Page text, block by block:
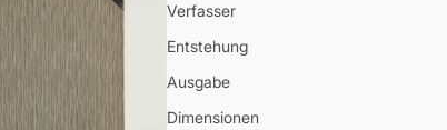
Verfasser
Entstehung
Ausgabe
Dimensionen